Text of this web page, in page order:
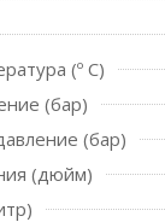
(º C)
(бар)
(бар)
(дюйм)
поручня